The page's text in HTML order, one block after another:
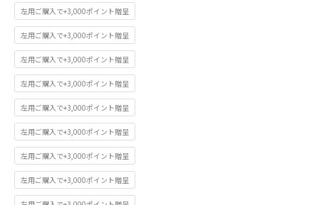
左用ご購入で+3,000ポイント贈呈
左用ご購入で+3,000ポイント贈呈
左用ご購入で+3,000ポイント贈呈
左用ご購入で+3,000ポイント贈呈
左用ご購入で+3,000ポイント贈呈
左用ご購入で+3,000ポイント贈呈
左用ご購入で+3,000ポイント贈呈
左用ご購入で+3,000ポイント贈呈